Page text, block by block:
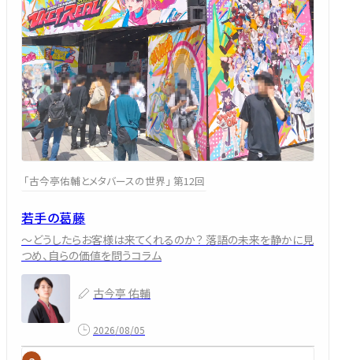
「古今亭佑輔とメタバースの世界」 第12回
若手の葛藤
～どうしたらお客様は来てくれるのか？ 落語の未来を静かに見
つめ、自らの価値を問うコラム
古今亭 佑輔
2026/08/05